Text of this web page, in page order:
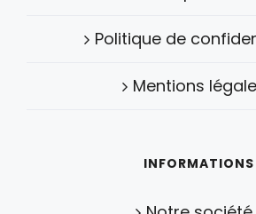
Politique de
Mentions
INFORMATIONS